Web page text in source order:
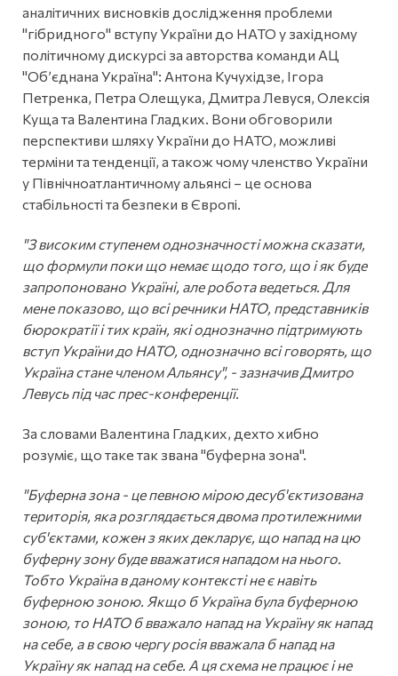
аналітичних висновків дослідження проблеми
"гібридного" вступу України до НАТО у західному
політичному дискурсі за авторства команди АЦ
"Обʼєднана Україна": Антона Кучухідзе, Ігора
Петренка, Петра Олещука, Дмитра Левуся, Олексія
Куща та Валентина Гладких. Вони обговорили
перспективи шляху України до НАТО, можливі
терміни та тенденції, а також чому членство України
у Північноатлантичному альянсі – це основа
стабільності та безпеки в Європі.
"З високим ступенем однозначності можна сказати,
що формули поки що немає щодо того, що і як буде
запропоновано Україні, але робота ведеться. Для
мене показово, що всі речники НАТО, представників
бюрократії і тих країн, які однозначно підтримують
вступ України до НАТО, однозначно всі говорять, що
Україна стане членом Альянсу", - зазначив Дмитро
Левусь під час прес-конференції.
За словами Валентина Гладких, дехто хибно
розуміє, що таке так звана "буферна зона".
"Буферна зона - це певною мірою десуб'єктизована
територія, яка розглядається двома протилежними
суб'єктами, кожен з яких декларує, що напад на цю
буферну зону буде вважатися нападом на нього.
Тобто Україна в даному контексті не є навіть
буферною зоною. Якщо б Україна була буферною
зоною, то НАТО б вважало напад на Україну як напад
на себе, а в свою чергу росія вважала б напад на
Україну як напад на себе. А ця схема не працює і не